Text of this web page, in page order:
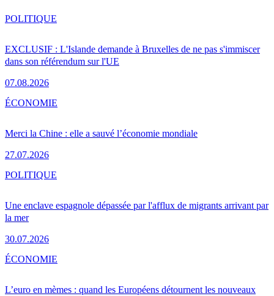
EXCLUSIF : L'Islande demande à Bruxelles de ne pas s'immiscer
dans son référendum sur l'UE
07.08.2026
POLITIQUE
Merci la Chine : elle a sauvé l’économie mondiale
27.07.2026
ÉCONOMIE
Une enclave espagnole dépassée par l'afflux de migrants arrivant par
la mer
30.07.2026
POLITIQUE
L’euro en mèmes : quand les Européens détournent les nouveaux
ÉCONOMIE